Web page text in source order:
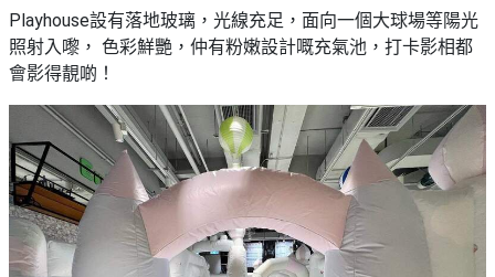
Playhouse設有落地玻璃，光線充足，面向一個大球場等陽光
照射入嚟， 色彩鮮艷，仲有粉嫩設計嘅充氣池，打卡影相都
會影得靚啲！